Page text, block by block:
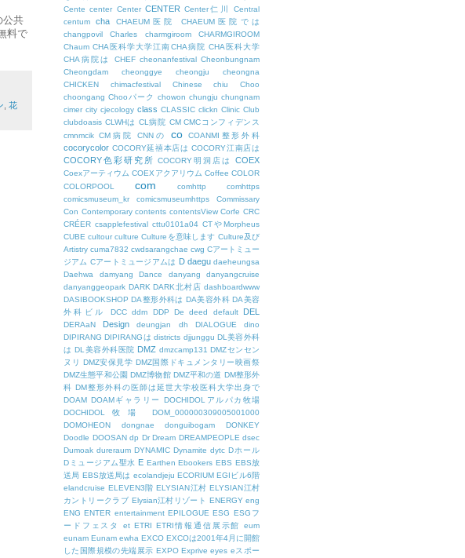
公共
料で
花
Cente center Center CENTER Center仁川
Central
centum
cha CHAEUM医院
CHAEUM医院では
changpovil
Charles charmgiroom
CHARMGIROOM
Chaum CHA医科学大学江南CHA病院 CHA医科大学
CHA病院は
CHEF cheonanfestival Cheonbungnam
Cheongdam
cheonggye cheongju
cheongna
CHICKEN
chimacfestival Chinese chiu
Choo
choongang Chooパーク chowon chungju chungnam
cimer city cjecology class CLASSIC clickn Clinic Club
clubdoasis CLWHは CL病院 CM CMCコンフィデンス
cmnmcik CM病院 CNNの co COANMI整形外科
cocorycolor COCORY延禧本店は COCORY江南店は
COCORY色彩研究所 COCORY明洞店は COEX
Coexアーティウム COEXアクアリウム Coffee COLOR
COLORPOOL
com comhttp
comhttps
comicsmuseum_kr
comicsmuseumhttps
Commissary
Con Contemporary contents contentsView Corfe CRC
CRÉER csapplefestival cttu0101a04 CTやMorpheus
CUBE cultour culture Cultureを意味します Culture及び
Artistry cuma7832 cwdsarangchae cwg Cアートミュー
ジアム Cアートミュージアムは D daegu daeheungsa
Daehwa
damyang Dance danyang
danyangcruise
danyanggeopark DARK DARK北村店 dashboardwww
DASIBOOKSHOP DA整形外科は DA美容外科 DA美容
外科ビル
DCC ddm DDP De deed default DEL
DERAaN Design deungjan dh DIALOGUE
dino
DIPIRANG DIPIRANGは districts djjunggu DL美容外科
は DL美容外科医院 DMZ dmzcamp131 DMZセンセン
ヌリ DMZ安保見学 DMZ国際ドキュメンタリー映画祭
DMZ生態平和公園 DMZ博物館 DMZ平和の道 DM整形外
科 DM整形外科の医師は延世大学校医科大学出身で
DOAM DOAMギャラリー
DOCHIDOLアルパカ牧場
DOCHIDOL牧場
DOM_000000309005001000
DOMOHEON
dongnae donguibogam
DONKEY
Doodle DOOSAN dp Dr Dream DREAMPEOPLE dsec
Dumoak dureraum DYNAMIC Dynamite dytc Dホール
Dミュージアム聖水 E Earthen Ebookers EBS EBS放
送局 EBS放送局は ecolandjeju ECORIUM EGIビル6階
elandcruise ELEVEN3階 ELYSIAN江村 ELYSIAN江村
カントリークラブ Elysian江村リゾート ENERGY eng
ENG ENTER entertainment EPILOGUE ESG ESGフ
ードフェスタ
et ETRI ETRI情報通信展示館
eum
eunam Eunam ewha EXCO EXCOは2001年4月に開館
した国際規模の先端展示 EXPO Exprive eyes eスポー